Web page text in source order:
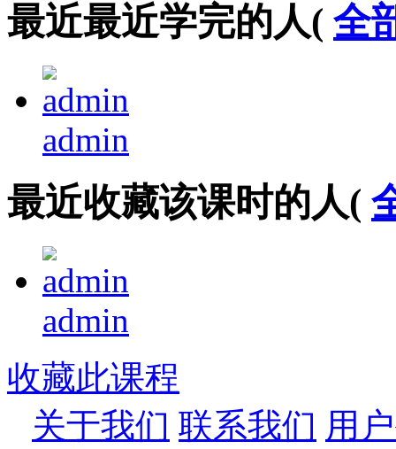
最近最近学完的人( 全
admin
最近收藏该课时的人(
admin
收藏此课程
关于我们 联系我们 用